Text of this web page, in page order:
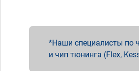
Наши специалисты по
и чип тюнинга (Flex,